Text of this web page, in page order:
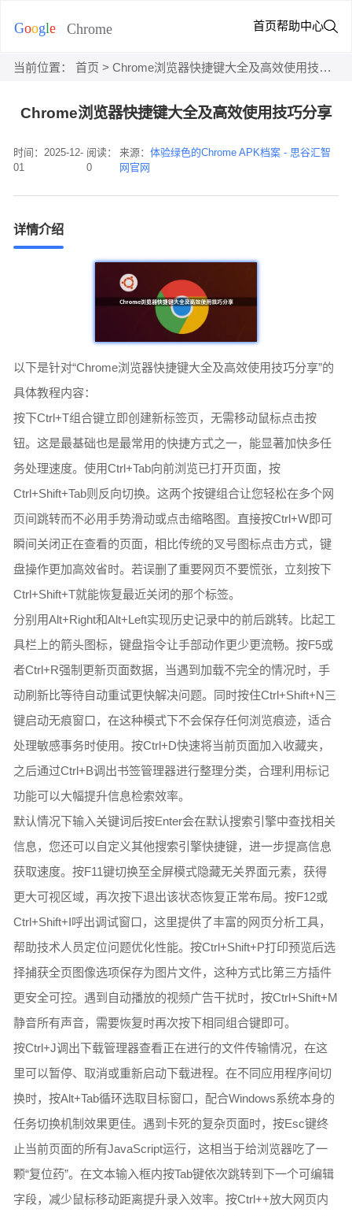
首页帮助中心
当前位置： 首页 > Chrome浏览器快捷键大全及高效使用技巧分享
Chrome浏览器快捷键大全及高效使用技巧分享
时间：2025-12-
01
阅读：
0
来源：体验绿色的Chrome APK档案 - 思谷汇智
网官网
详情介绍
以下是针对“Chrome浏览器快捷键大全及高效使用技巧分享”的
具体教程内容：
按下Ctrl+T组合键立即创建新标签页，无需移动鼠标点击按
钮。这是最基础也是最常用的快捷方式之一，能显著加快多任
务处理速度。使用Ctrl+Tab向前浏览已打开页面，按
Ctrl+Shift+Tab则反向切换。这两个按键组合让您轻松在多个网
页间跳转而不必用手势滑动或点击缩略图。直接按Ctrl+W即可
瞬间关闭正在查看的页面，相比传统的叉号图标点击方式，键
盘操作更加高效省时。若误删了重要网页不要慌张，立刻按下
Ctrl+Shift+T就能恢复最近关闭的那个标签。
分别用Alt+Right和Alt+Left实现历史记录中的前后跳转。比起工
具栏上的箭头图标，键盘指令让手部动作更少更流畅。按F5或
者Ctrl+R强制更新页面数据，当遇到加载不完全的情况时，手
动刷新比等待自动重试更快解决问题。同时按住Ctrl+Shift+N三
键启动无痕窗口，在这种模式下不会保存任何浏览痕迹，适合
处理敏感事务时使用。按Ctrl+D快速将当前页面加入收藏夹，
之后通过Ctrl+B调出书签管理器进行整理分类，合理利用标记
功能可以大幅提升信息检索效率。
默认情况下输入关键词后按Enter会在默认搜索引擎中查找相关
信息，您还可以自定义其他搜索引擎快捷键，进一步提高信息
获取速度。按F11键切换至全屏模式隐藏无关界面元素，获得
更大可视区域，再次按下退出该状态恢复正常布局。按F12或
Ctrl+Shift+I呼出调试窗口，这里提供了丰富的网页分析工具，
帮助技术人员定位问题优化性能。按Ctrl+Shift+P打印预览后选
择捕获全页图像选项保存为图片文件，这种方式比第三方插件
更安全可控。遇到自动播放的视频广告干扰时，按Ctrl+Shift+M
静音所有声音，需要恢复时再次按下相同组合键即可。
按Ctrl+J调出下载管理器查看正在进行的文件传输情况，在这
里可以暂停、取消或重新启动下载进程。在不同应用程序间切
换时，按Alt+Tab循环选取目标窗口，配合Windows系统本身的
任务切换机制效果更佳。遇到卡死的复杂页面时，按Esc键终
止当前页面的所有JavaScript运行，这相当于给浏览器吃了一
颗“复位药”。在文本输入框内按Tab键依次跳转到下一个可编辑
字段，减少鼠标移动距离提升录入效率。按Ctrl++放大网页内